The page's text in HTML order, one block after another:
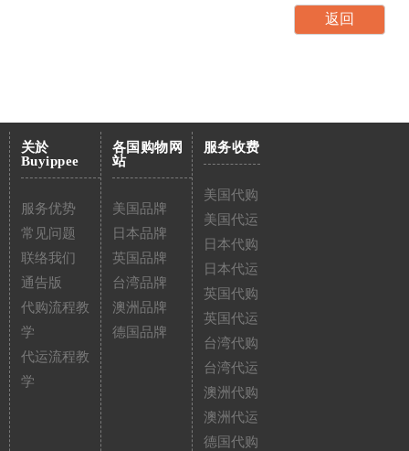
关於
Buyippee
服务优势
常见问题
联络我们
通告版
代购流程教
学
代运流程教
学
各国购物网
站
美国品牌
日本品牌
英国品牌
台湾品牌
澳洲品牌
德国品牌
服务收费
美国代购
美国代运
日本代购
日本代运
英国代购
英国代运
台湾代购
台湾代运
澳洲代购
澳洲代运
德国代购